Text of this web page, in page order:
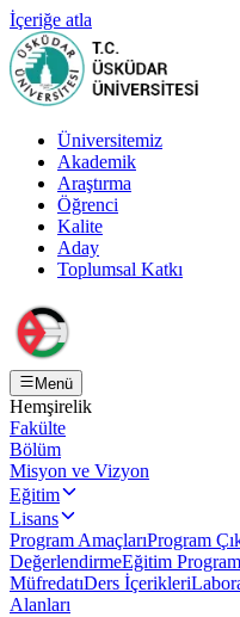
İçeriğe atla
Üniversitemiz
Akademik
Araştırma
Öğrenci
Kalite
Aday
Toplumsal Katkı
Menü
Hemşirelik
Fakülte
Bölüm
Misyon ve Vizyon
Eğitim
Lisans
Program AmaçlarıProgram
DeğerlendirmeEğitim
MüfredatıDers İçerikleri
Alanları